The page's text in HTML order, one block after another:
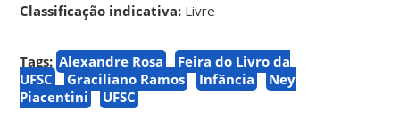
Classificação indicativa: Livre
Tags: Alexandre Rosa
Feira do Livro da
UFSC
Graciliano Ramos Infância
Ney
Piacentini
UFSC